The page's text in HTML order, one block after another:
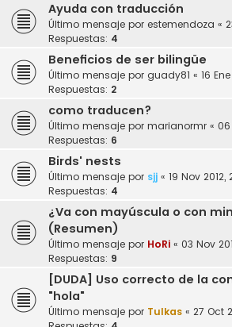
Ayuda con traducción
Último mensaje por estemendoza «
Respuestas: 4
Beneficios de ser bilingüe
Último mensaje por guady81 « 16
Respuestas: 2
como traducen?
Último mensaje por marianormr « 06
Respuestas: 6
Birds' nests
Último mensaje por sjj « 19 Nov 2012,
Respuestas: 4
¿Va con mayúscula o con
(Resumen)
Último mensaje por HoRi « 03 Nov
Respuestas: 9
[DUDA] Uso correcto de la
"hola"
Último mensaje por Tulkas « 27 Oct